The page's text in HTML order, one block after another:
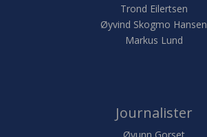
Trond Eilertsen
Øyvind Skogmo Hansen
Markus Lund
Journalister